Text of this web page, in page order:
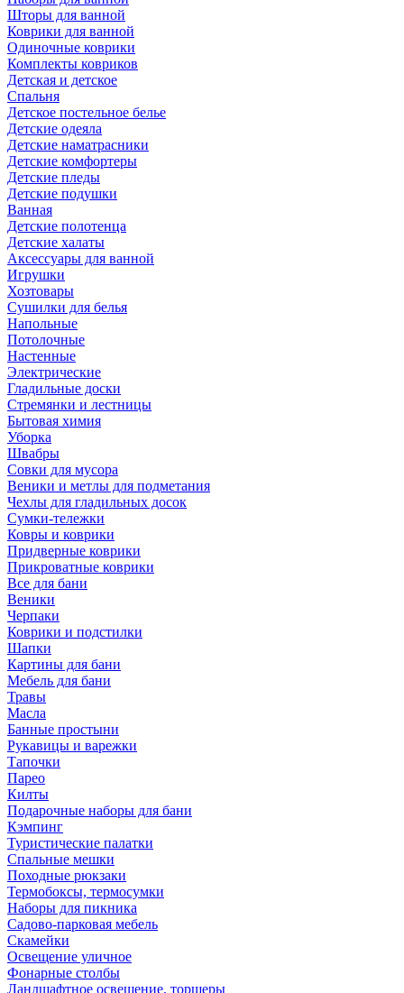
Шторы для ванной
Коврики для ванной
Одиночные коврики
Комплекты ковриков
Детская и детское
Спальня
Детское постельное белье
Детские одеяла
Детские наматрасники
Детские комфортеры
Детские пледы
Детские подушки
Ванная
Детские полотенца
Детские халаты
Аксессуары для ванной
Игрушки
Хозтовары
Сушилки для белья
Напольные
Потолочные
Настенные
Электрические
Гладильные доски
Стремянки и лестницы
Бытовая химия
Уборка
Швабры
Совки для мусора
Веники и метлы для подметания
Чехлы для гладильных досок
Сумки-тележки
Ковры и коврики
Придверные коврики
Прикроватные коврики
Все для бани
Веники
Черпаки
Коврики и подстилки
Шапки
Картины для бани
Мебель для бани
Травы
Масла
Банные простыни
Рукавицы и варежки
Тапочки
Парео
Килты
Подарочные наборы для бани
Кэмпинг
Туристические палатки
Спальные мешки
Походные рюкзаки
Термобоксы, термосумки
Наборы для пикника
Садово-парковая мебель
Скамейки
Освещение уличное
Фонарные столбы
Ландшафтное освещение, торшеры